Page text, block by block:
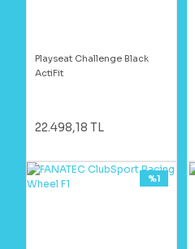
Playseat Challenge Black
ActiFit
22.498,18 TL
%1